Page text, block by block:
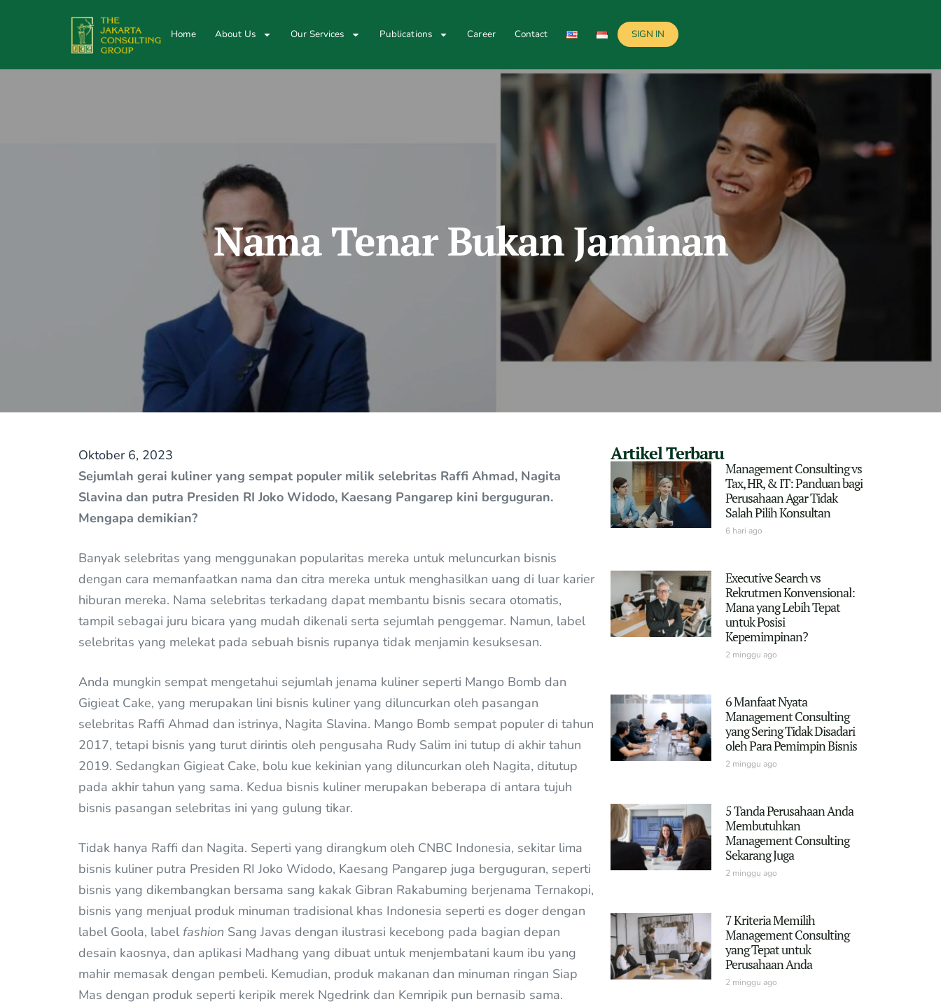
Home About Us Our Services Publications Career Contact SIGN IN
Nama Tenar Bukan Jaminan
Oktober 6, 2023
Sejumlah gerai kuliner yang sempat populer milik selebritas Raffi Ahmad, Nagita
Slavina dan putra Presiden RI Joko Widodo, Kaesang Pangarep kini berguguran.
Mengapa demikian?
Banyak selebritas yang menggunakan popularitas mereka untuk meluncurkan bisnis
dengan cara memanfaatkan nama dan citra mereka untuk menghasilkan uang di luar karier
hiburan mereka. Nama selebritas terkadang dapat membantu bisnis secara otomatis,
tampil sebagai juru bicara yang mudah dikenali serta sejumlah penggemar. Namun, label
selebritas yang melekat pada sebuah bisnis rupanya tidak menjamin kesuksesan.
Anda mungkin sempat mengetahui sejumlah jenama kuliner seperti Mango Bomb dan
Gigieat Cake, yang merupakan lini bisnis kuliner yang diluncurkan oleh pasangan
selebritas Raffi Ahmad dan istrinya, Nagita Slavina. Mango Bomb sempat populer di tahun
2017, tetapi bisnis yang turut dirintis oleh pengusaha Rudy Salim ini tutup di akhir tahun
2019. Sedangkan Gigieat Cake, bolu kue kekinian yang diluncurkan oleh Nagita, ditutup
pada akhir tahun yang sama. Kedua bisnis kuliner merupakan beberapa di antara tujuh
bisnis pasangan selebritas ini yang gulung tikar.
Tidak hanya Raffi dan Nagita. Seperti yang dirangkum oleh CNBC Indonesia, sekitar lima
bisnis kuliner putra Presiden RI Joko Widodo, Kaesang Pangarep juga berguguran, seperti
bisnis yang dikembangkan bersama sang kakak Gibran Rakabuming berjenama Ternakopi,
bisnis yang menjual produk minuman tradisional khas Indonesia seperti es doger dengan
label Goola, label fashion Sang Javas dengan ilustrasi kecebong pada bagian depan
desain kaosnya, dan aplikasi Madhang yang dibuat untuk menjembatani kaum ibu yang
mahir memasak dengan pembeli. Kemudian, produk makanan dan minuman ringan Siap
Mas dengan produk seperti keripik merek Ngedrink dan Kemripik pun bernasib sama.
Artikel Terbaru
Management Consulting vs
Tax, HR, & IT: Panduan bagi
Perusahaan Agar Tidak
Salah Pilih Konsultan
6 hari ago
Executive Search vs
Rekrutmen Konvensional:
Mana yang Lebih Tepat
untuk Posisi
Kepemimpinan?
2 minggu ago
6 Manfaat Nyata
Management Consulting
yang Sering Tidak Disadari
oleh Para Pemimpin Bisnis
2 minggu ago
5 Tanda Perusahaan Anda
Membutuhkan
Management Consulting
Sekarang Juga
2 minggu ago
7 Kriteria Memilih
Management Consulting
yang Tepat untuk
Perusahaan Anda
2 minggu ago